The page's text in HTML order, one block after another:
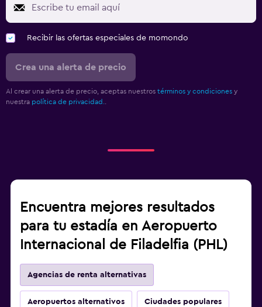
Recibir las ofertas especiales de momondo
Crea una alerta de precio
Al crear una alerta de precio, aceptas nuestros términos y condiciones y
nuestra política de privacidad..
Encuentra mejores resultados
para tu estadía en Aeropuerto
Internacional de Filadelfia (PHL)
Agencias de renta alternativas
Aeropuertos alternativos Ciudades populares